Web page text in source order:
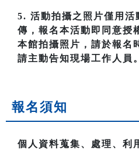
5. 活動拍攝之照片僅用活
傳，報名本活動即同意授
本館拍攝照片，請於報名
請主動告知現場工作人員。
報名須知
個人資料蒐集、處理、利